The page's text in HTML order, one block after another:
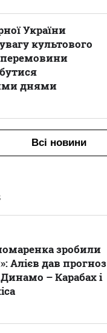
України
культового
днями
Всі новини
зробили
Алієв дав прогноз
– Карабах і